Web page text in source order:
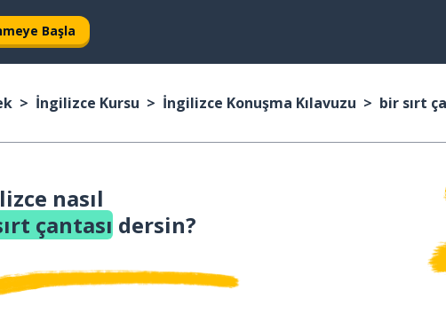
Başla
İngilizce Kursu İngilizce Konuşma Kılavuzu bir sırt
nasıl
çantası dersin?